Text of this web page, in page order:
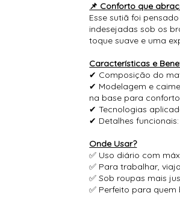
📌 Conforto que
Esse sutiã foi
indesejadas sob os
toque suave e uma
Características e
✔ Composição do
✔ Modelagem e
na base para
✔ Tecnologias
✔ Detalhes
Onde Usar?
✅ Uso diário com
✅ Para trabalhar,
✅ Sob roupas mais
✅ Perfeito para